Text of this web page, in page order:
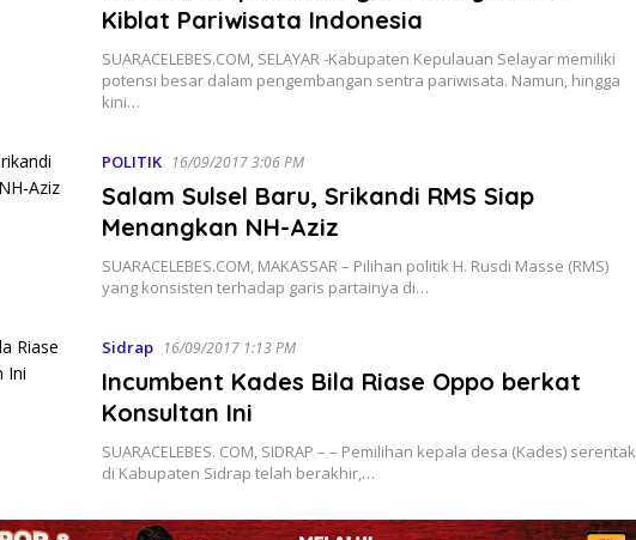
Kiblat Pariwisata Indonesia
SUARACELEBES.COM, SELAYAR -Kabupaten Kepulauan Selayar memiliki
potensi besar dalam pengembangan sentra pariwisata. Namun, hingga
kini…
POLITIK 16/09/2017 3:06 PM
Salam Sulsel Baru, Srikandi RMS Siap
Menangkan NH-Aziz
SUARACELEBES.COM, MAKASSAR – Pilihan politik H. Rusdi Masse (RMS)
yang konsisten terhadap garis partainya di…
Sidrap 16/09/2017 1:13 PM
Incumbent Kades Bila Riase Oppo berkat
Konsultan Ini
SUARACELEBES. COM, SIDRAP – – Pemilihan kepala desa (Kades) serentak
di Kabupaten Sidrap telah berakhir,…